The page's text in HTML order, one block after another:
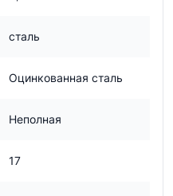
сталь
Оцинкованная сталь
Неполная
17